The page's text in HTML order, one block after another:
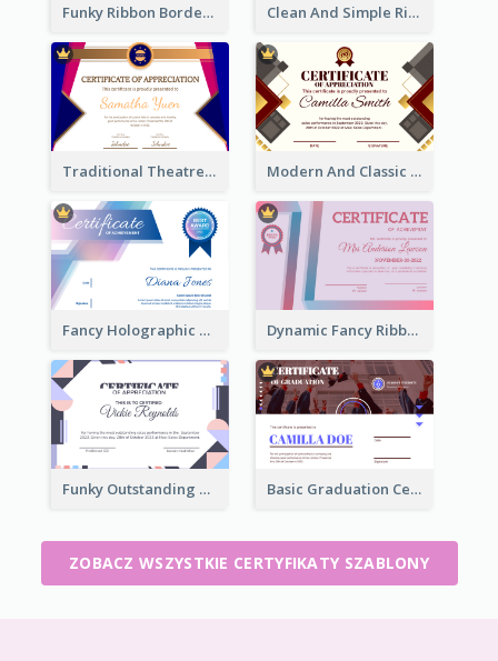
Funky Ribbon Border Certificate Design Template Clean And Simple Ribbon Certificate Design Ideas
Traditional Theatre Certificate Design Template Modern And Classic Art Deco Certificate Design Ideas
Fancy Holographic Certificate Design Ideas Dynamic Fancy Ribbon Certificate Design Ideas
Funky Outstanding Shapes Certificate Design Template Ideas Basic Graduation Certificate With Campus Photo Design
ZOBACZ WSZYSTKIE CERTYFIKATY SZABLONY